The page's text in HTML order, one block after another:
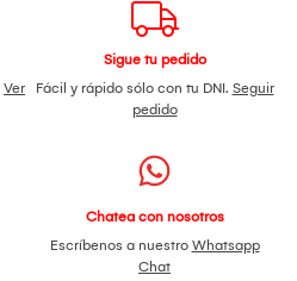
Ver
Sigue tu pedido
Fácil y rápido sólo con tu DNI. Seguir
pedido
Chatea con nosotros
Escríbenos a nuestro Whatsapp
Chat